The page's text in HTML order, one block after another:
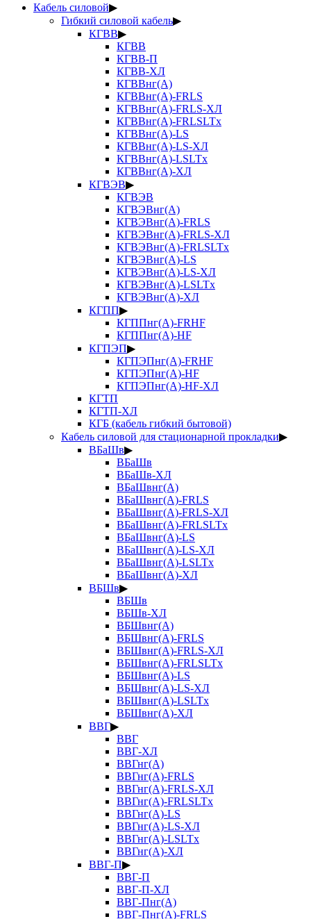
Кабель силовой▶
Гибкий силовой кабель▶
КГВВ▶
КГВВ
КГВВ-П
КГВВ-ХЛ
КГВВнг(А)
КГВВнг(А)-FRLS
КГВВнг(А)-FRLS-ХЛ
КГВВнг(А)-FRLSLTx
КГВВнг(А)-LS
КГВВнг(А)-LS-ХЛ
КГВВнг(А)-LSLTx
КГВВнг(А)-ХЛ
КГВЭВ▶
КГВЭВ
КГВЭВнг(А)
КГВЭВнг(А)-FRLS
КГВЭВнг(А)-FRLS-ХЛ
КГВЭВнг(А)-FRLSLTx
КГВЭВнг(А)-LS
КГВЭВнг(А)-LS-ХЛ
КГВЭВнг(А)-LSLTx
КГВЭВнг(А)-ХЛ
КГПП▶
КГППнг(А)-FRHF
КГППнг(А)-HF
КГПЭП▶
КГПЭПнг(А)-FRHF
КГПЭПнг(А)-HF
КГПЭПнг(А)-HF-ХЛ
КГТП
КГТП-ХЛ
КГБ (кабель гибкий бытовой)
Кабель силовой для стационарной прокладки▶
ВБаШв▶
ВБаШв
ВБаШв-ХЛ
ВБаШвнг(А)
ВБаШвнг(А)-FRLS
ВБаШвнг(А)-FRLS-ХЛ
ВБаШвнг(А)-FRLSLTx
ВБаШвнг(А)-LS
ВБаШвнг(А)-LS-ХЛ
ВБаШвнг(А)-LSLTx
ВБаШвнг(А)-ХЛ
ВБШв▶
ВБШв
ВБШв-ХЛ
ВБШвнг(А)
ВБШвнг(А)-FRLS
ВБШвнг(А)-FRLS-ХЛ
ВБШвнг(А)-FRLSLTx
ВБШвнг(А)-LS
ВБШвнг(А)-LS-ХЛ
ВБШвнг(А)-LSLTx
ВБШвнг(А)-ХЛ
ВВГ▶
ВВГ
ВВГ-ХЛ
ВВГнг(А)
ВВГнг(А)-FRLS
ВВГнг(А)-FRLS-ХЛ
ВВГнг(А)-FRLSLTx
ВВГнг(А)-LS
ВВГнг(А)-LS-ХЛ
ВВГнг(А)-LSLTx
ВВГнг(А)-ХЛ
ВВГ-П▶
ВВГ-П
ВВГ-П-ХЛ
ВВГ-Пнг(А)
ВВГ-Пнг(А)-FRLS